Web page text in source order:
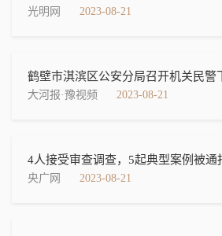
光明网 2023-08-21
鹤壁市淇滨区公安分局召开机关民警
大河报·豫视频 2023-08-21
4人接受审查调查，5起典型案例被通
央广网 2023-08-21